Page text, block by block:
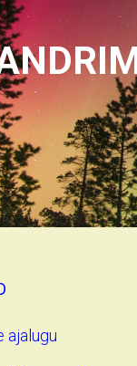
ajalugu